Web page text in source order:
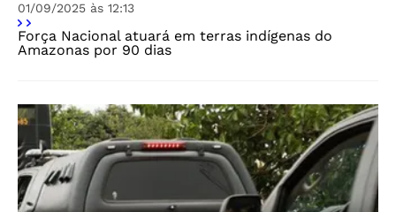
01/09/2025 às 12:13
Força Nacional atuará em terras indígenas do
Amazonas por 90 dias